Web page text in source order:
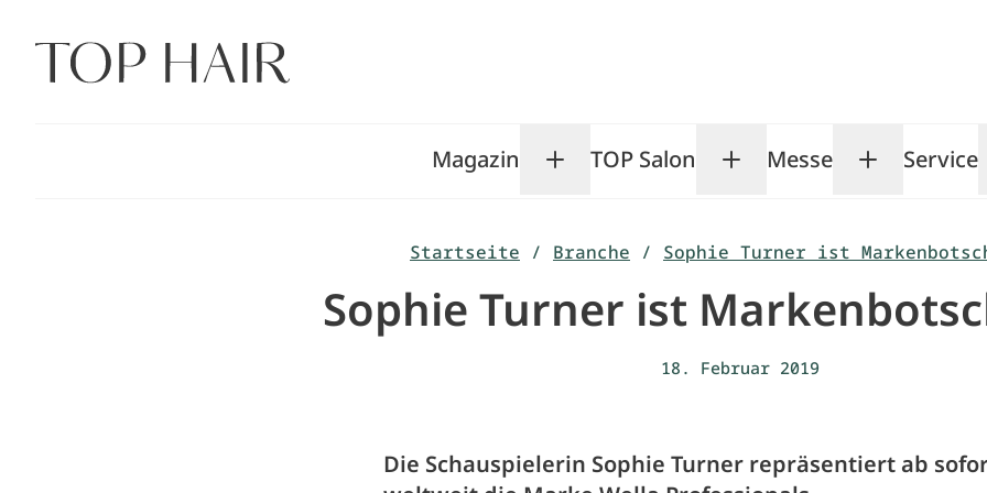
Inhalt
springen
Magazin Toggle Magazin submenu
TOP Salon Toggle TOP Salon
Messe ToggleService
Startseite / Branche / Sophie Turner ist
Sophie Turner ist
18. Februar 2019
Die Schauspielerin Sophie Turner repräsentiert ab